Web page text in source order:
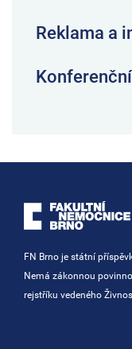
Reklama a
FN Brno je státní
Nemá zákonnou
rejstříku vedeného